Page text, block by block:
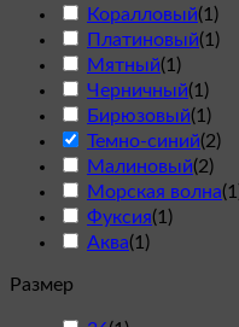
Коралловый(1 )
Платиновый(1 )
Мятный(1 )
Черничный(1 )
Бирюзовый(1 )
Темно-синий(2)
Малиновый(2)
Морская волна(1
Фуксия(1 )
Аква(1 )
Размер